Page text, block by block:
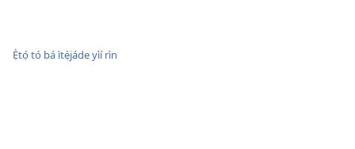
Ẹ̀tọ́ tó bá ìtẹ̀jáde yìí rìn